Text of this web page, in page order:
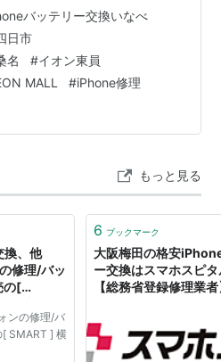
賀県 ・ 愛知県 ・ 岐阜県 な
数いただいております！
、イオンモール東員 ３Fにあ
ル東員店 』』へどうぞ
バッテリー交換いなべ
日市
名 #イオン東員
MALL #iPhone修理
もっと見る
換、他
修理/バッ
の[
ンの修理/バ
[ SMART ] 横
6 ブックマーク
大阪梅田の格安
ー交換はスマホスピ
【総務省登録修理業